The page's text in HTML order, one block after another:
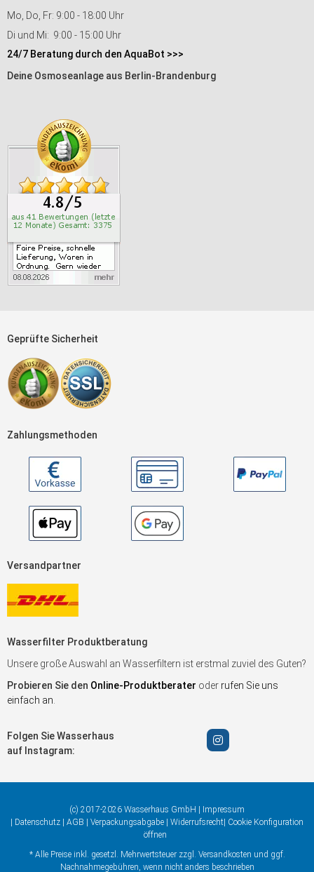
Mo, Do, Fr: 9:00 - 18:00 Uhr
Di und Mi: 9:00 - 15:00 Uhr
24/7 Beratung durch den AquaBot >>>
Deine Osmoseanlage aus Berlin-Brandenburg
Geprüfte Sicherheit
Zahlungsmethoden
Versandpartner
Wasserfilter Produktberatung
Unsere große Auswahl an Wasserfiltern ist erstmal zuviel des Guten?
Probieren Sie den Online-Produktberater oder rufen Sie uns
einfach an
Folgen Sie Wasserhaus
auf Instagram:
(c) 2017-2026 Wasserhaus GmbH |
Impressum
Datenschutz AGB Verpackungsabgabe Widerrufsrecht Cookie Konfiguration
öffnen
* Alle Preise inkl. gesetzl. Mehrwertsteuer zzgl. Versandkosten und ggf.
Nachnahmegebühren, wenn nicht anders beschrieben